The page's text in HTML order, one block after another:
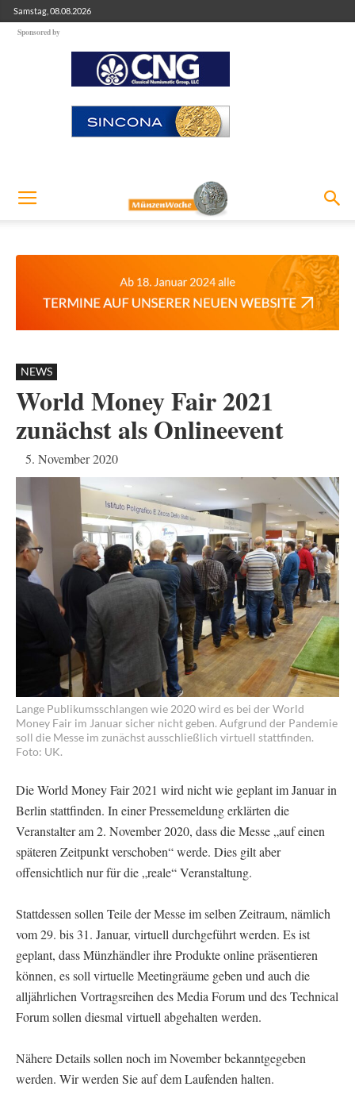
Samstag, 08.08.2026
Sponsored by
NEWS
World Money Fair 2021
zunächst als Onlineevent
5. November 2020
Lange Publikumsschlangen wie 2020 wird es bei der World
Money Fair im Januar sicher nicht geben. Aufgrund der Pandemie
soll die Messe im zunächst ausschließlich virtuell stattfinden.
Foto: UK.
Die World Money Fair 2021 wird nicht wie geplant im Januar in
Berlin stattfinden. In einer Pressemeldung erklärten die
Veranstalter am 2. November 2020, dass die Messe „auf einen
späteren Zeitpunkt verschoben“ werde. Dies gilt aber
offensichtlich nur für die „reale“ Veranstaltung.
Stattdessen sollen Teile der Messe im selben Zeitraum, nämlich
vom 29. bis 31. Januar, virtuell durchgeführt werden. Es ist
geplant, dass Münzhändler ihre Produkte online präsentieren
können, es soll virtuelle Meetingräume geben und auch die
alljährlichen Vortragsreihen des Media Forum und des Technical
Forum sollen diesmal virtuell abgehalten werden.
Nähere Details sollen noch im November bekanntgegeben
werden. Wir werden Sie auf dem Laufenden halten.